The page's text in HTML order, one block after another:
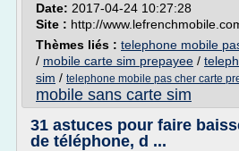
Date: 2017-04-24 10:27:28
Site : http://
Thèmes liés : telephone mobile
/ mobile carte sim prepayee /
sim / telephone mobile pas cher carte
mobile sans carte sim
31 astuces pour faire
de téléphone, d ...